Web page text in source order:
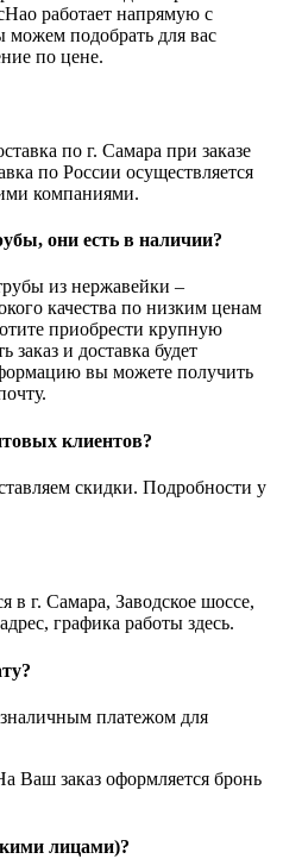
работает напрямую с
можем подобрать для вас
по цене.
по г. Самара при заказе
по России осуществляется
компаниями.
они есть в наличии?
из нержавейки –
качества по низким ценам
приобрести крупную
и доставка будет
вы можете получить
клиентов?
скидки. Подробности у
г. Самара, Заводское шоссе,
графика работы здесь.
платежом для
Ваш заказ оформляется бронь
лицами)?